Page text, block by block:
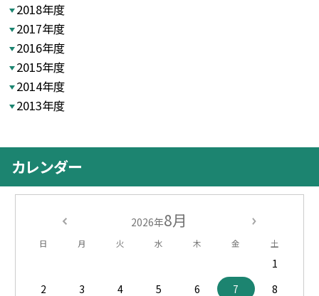
2018年度
2017年度
2016年度
2015年度
2014年度
2013年度
カレンダー
2026年8月
日 月 火 水 木 金 土
1
2
3 4 5 6 7
8